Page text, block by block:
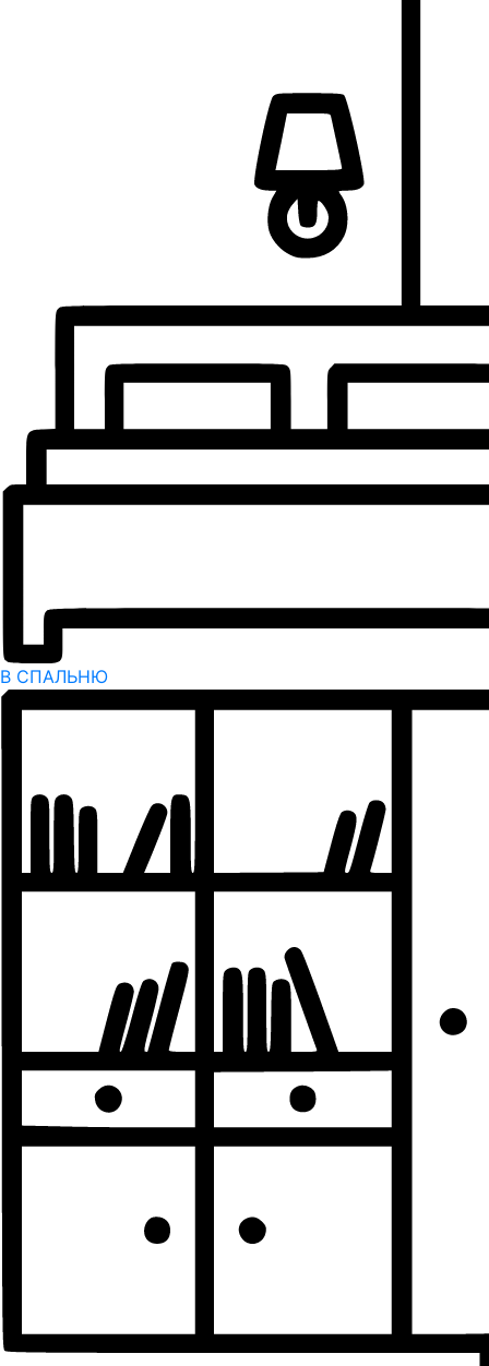
В СПАЛЬНЮ